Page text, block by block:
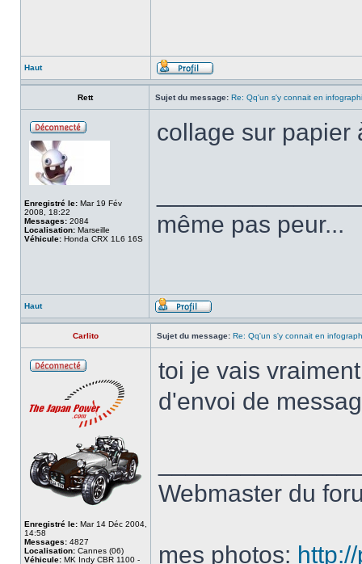
Haut
Rett Sujet du message: Re: Qq'un s'y connait en
Enregistré le: Mar 19 Fév
2008, 18:22
Messages: 2084
Localisation: Marseille
Véhicule: Honda CRX 1L6 16S
collage sur papier
même pas peur...
Haut
Carlito Sujet du message: Re: Qq'un s'y connait en
Enregistré le: Mar 14 Déc 2004,
14:58
Messages: 4827
Localisation: Cannes (06)
Véhicule: MK Indy CBR 1100 -
toi je vais
d'envoi de
Webmaster du
mes photos: